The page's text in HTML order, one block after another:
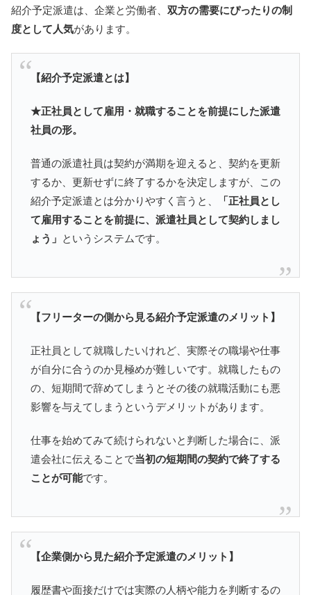
紹介予定派遣は、企業と労働者、 双方の需要にぴったりの制
度として人気があります。
【紹介予定派遣とは】
★正社員として雇用・就職することを前提にした派遣
社員の形。
普通の派遣社員は契約が満期を迎えると、契約を更新
するか、更新せずに終了するかを決定しますが、この
紹介予定派遣とは分かりやすく言うと、
「正社員とし
て雇用することを前提に、派遣社員として契約しまし
ょう」 というシステムです。
【フリーターの側から見る紹介予定派遣のメリット】
正社員として就職したいけれど、実際その職場や仕事
が自分に合うのか見極めが難しいです。就職したもの
の、短期間で辞めてしまうとその後の就職活動にも悪
影響を与えてしまうというデメリットがあります。
仕事を始めてみて続けられないと判断した場合に、派
遣会社に伝えることで当初の短期間の契約で終了する
ことが可能です。
【企業側から見た紹介予定派遣のメリット】
履歴書や面接だけでは実際の人柄や能力を判断するの